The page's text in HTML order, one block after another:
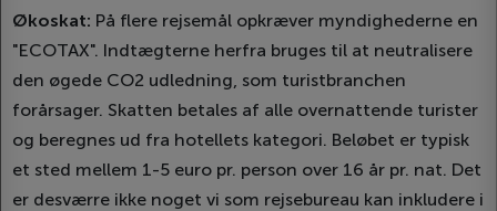
Økoskat: På flere rejsemål opkræver myndighederne en
"ECOTAX". Indtægterne herfra bruges til at neutralisere
den øgede CO2 udledning, som turistbranchen
forårsager. Skatten betales af alle overnattende turister
og beregnes ud fra hotellets kategori. Beløbet er typisk
et sted mellem 1-5 euro pr. person over 16 år pr. nat. Det
er desværre ikke noget vi som rejsebureau kan inkludere i